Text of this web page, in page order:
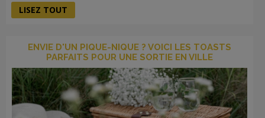
LISEZ TOUT
ENVIE D'UN PIQUE-NIQUE ? VOICI LES TOASTS
PARFAITS POUR UNE SORTIE EN VILLE